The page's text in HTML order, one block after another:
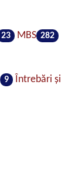
23 MBS 282
9
Întrebări şi